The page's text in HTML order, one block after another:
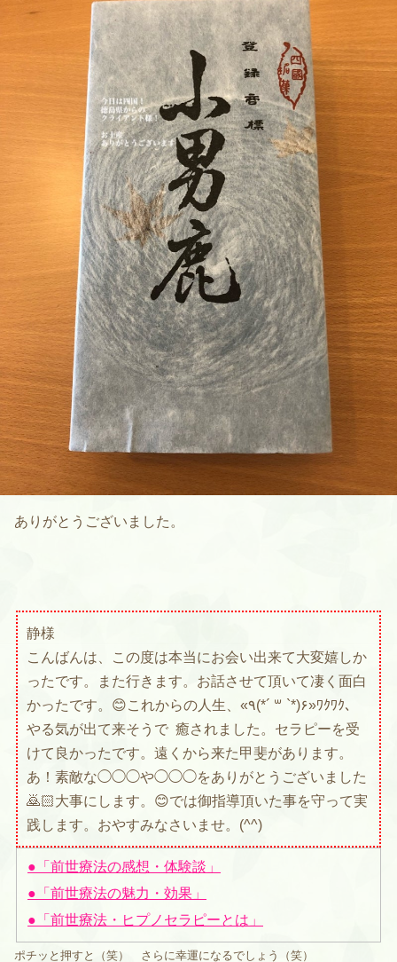
ありがとうございました。
静様
こんばんは、この度は本当にお会い出来て大変嬉しか
ったです。また行きます。お話させて頂いて凄く面白
かったです。 😊これからの人生、 « ٩(*´ ꒳ `*)۶»ﾜｸﾜｸ、
やる気が出て来そうで 癒されました。セラピーを受
けて良かったです。遠くから来た甲斐があります。
あ！素敵な◯◯◯や◯◯◯をありがとうございました
🙇🏻大事にします。 😊では御指導頂いた事を守って実
践します。おやすみなさいませ。(^^)
●「前世療法の感想・体験談」
●「前世療法の魅力・効果」
●「前世療法・ヒプノセラピーとは」
ポチッと押すと（笑） さらに幸運になるでしょう（笑）